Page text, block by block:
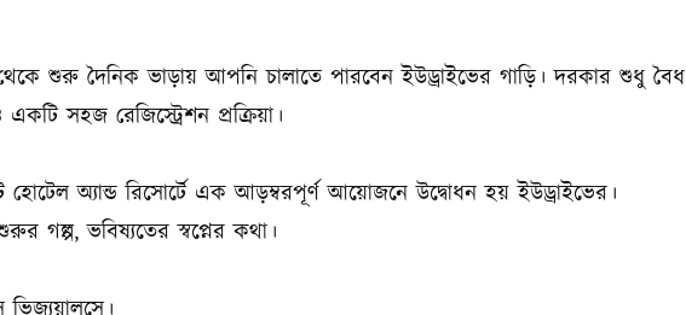
শুরু দৈনিক ভাড়ায় আপনি চালাতে পারবেন ইউড্রাইভের গাড়ি। দরকার শুধু বৈধ
একটি সহজ রেজিস্ট্রেশন প্রক্রিয়া।
হোটেল অ্যান্ড রিসোর্টে এক আড়ম্বরপূর্ণ আয়োজনে উদ্বোধন হয় ইউড্রাইভের।
গল্প, ভবিষ্যতের স্বপ্নের কথা।